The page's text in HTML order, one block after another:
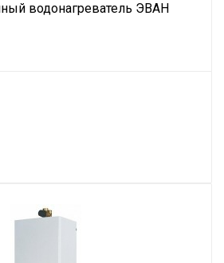
водонагреватель ЭВАН